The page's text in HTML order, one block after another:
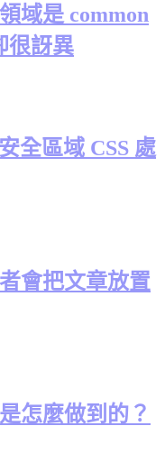
域是 common
很訝異
全區域 CSS 處
會把文章放置
怎麼做到的？